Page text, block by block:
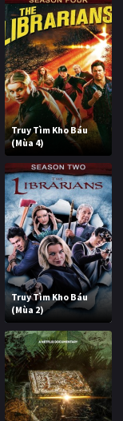
Truy Tìm Kho Báu
(Mùa 4)
Truy Tìm Kho Báu
(Mùa 2)